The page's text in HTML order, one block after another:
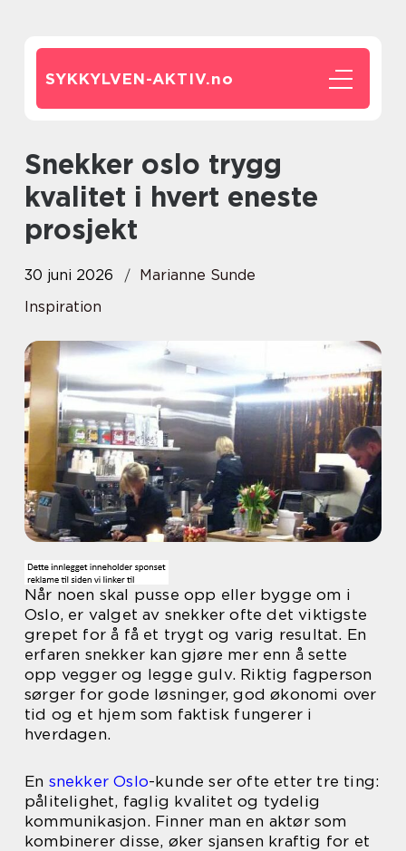
SYKKYLVEN-AKTIV.no
Snekker oslo trygg
kvalitet i hvert eneste
prosjekt
30 juni 2026
Marianne Sunde
Inspiration
Når noen skal pusse opp eller bygge om i
Oslo, er valget av snekker ofte det viktigste
grepet for å få et trygt og varig resultat. En
erfaren snekker kan gjøre mer enn å sette
opp vegger og legge gulv. Riktig fagperson
sørger for gode løsninger, god økonomi over
tid og et hjem som faktisk fungerer i
hverdagen.
En snekker Oslo-kunde ser ofte etter tre ting:
pålitelighet, faglig kvalitet og tydelig
kommunikasjon. Finner man en aktør som
kombinerer disse, øker sjansen kraftig for et